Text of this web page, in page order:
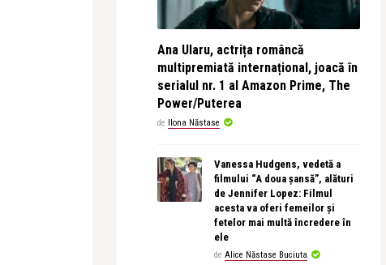
Ana Ularu, actrița româncă
multipremiată internațional, joacă în
serialul nr. 1 al Amazon Prime, The
Power/Puterea
de Ilona Năstase
Vanessa Hudgens, vedetă a
filmului “A doua șansă”, alături
de Jennifer Lopez: Filmul
acesta va oferi femeilor și
fetelor mai multă încredere în
ele
de Alice Năstase Buciuta